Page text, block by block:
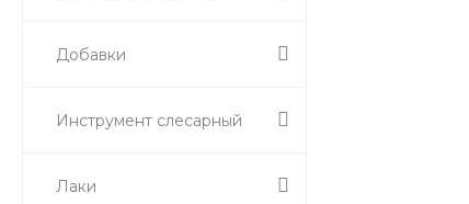
Добавки
Инструмент слесарный
Лаки